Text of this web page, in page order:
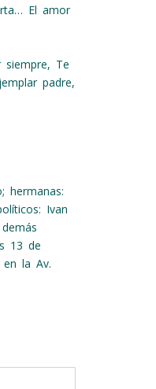
El amor
Te
padre,
hermanas:
Ivan
13 de
la Av.